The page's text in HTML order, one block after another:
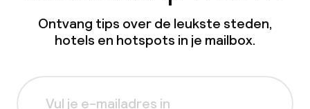
Ontvang tips over de leukste steden,
hotels en hotspots in je mailbox.